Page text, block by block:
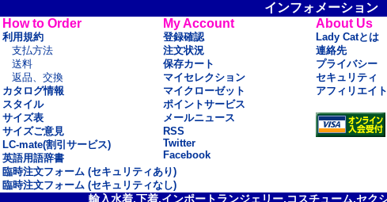
インフォメーション
How to Order
利用規約
支払方法
送料
返品、交換
カタログ情報
スタイル
サイズ表
サイズご意見
LC-mate(割引サービス)
英語用語辞書
My Account
登録確認
注文状況
保存カート
マイセレクション
マイクローゼット
ポイントサービス
メールニュース
RSS
Twitter
Facebook
About Us
Lady Catとは
連絡先
プライバシー
セキュリティ
アフィリエイト
臨時注文フォーム (セキュリティあり)
臨時注文フォーム (セキュリティなし)
輸入水着,下着,インポートランジェリー,コスチューム,セク